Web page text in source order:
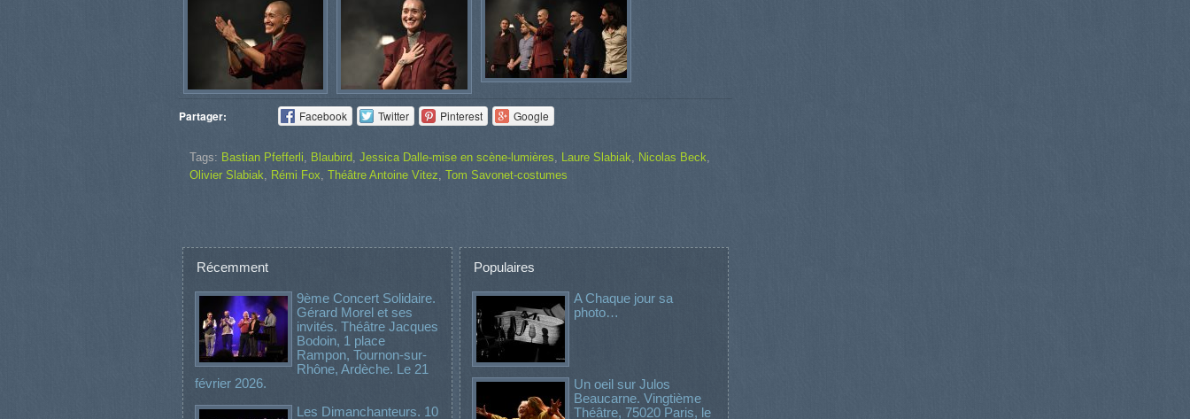
Partager: Facebook Twitter Pinterest Google
Tags: Bastian Pfefferli, Blaubird, Jessica Dalle-mise en scène-lumières, Laure Slabiak, Nicolas Beck,
Olivier Slabiak, Rémi Fox, Théâtre Antoine Vitez, Tom Savonet-costumes
Récemment
9ème Concert Solidaire.
Gérard Morel et ses
invités. Théâtre Jacques
Bodoin, 1 place
Rampon, Tournon-sur-
Rhône, Ardèche. Le 21
février 2026.
Les Dimanchanteurs. 10
Populaires
A Chaque jour sa
photo…
Un oeil sur Julos
Beaucarne. Vingtième
Théâtre, 75020 Paris, le